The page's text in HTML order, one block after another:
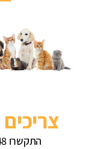
התקשרו 03-5402448 מלאו את הטופס ושילחו